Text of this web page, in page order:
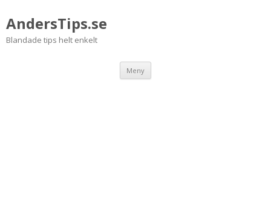
AndersTips.se
Blandade tips helt enkelt
Meny